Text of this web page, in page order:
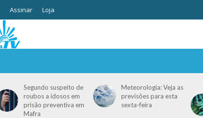
Assinar Loja
Segundo suspeito de
roubos a idosos em
prisão preventiva em
Mafra
Meteorologia: Veja as
previsões para esta
sexta-feira